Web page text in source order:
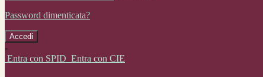
Password dimenticata?
-
Entra con SPID Entra con CIE